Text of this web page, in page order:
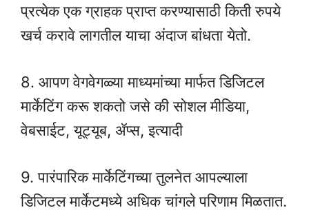
प्रत्येक एक ग्राहक प्राप्त करण्यासाठी किती रुपये
खर्च करावे लागतील याचा अंदाज बांधता येतो.
8. आपण वेगवेगळ्या माध्यमांच्या मार्फत डिजिटल
मार्केटिंग करू शकतो जसे की सोशल मीडिया,
वेबसाईट, यूट्यूब, ॲप्स, इत्यादी
9. पारंपारिक मार्केटिंगच्या तुलनेत आपल्याला
डिजिटल मार्केटमध्ये अधिक चांगले परिणाम मिळतात.